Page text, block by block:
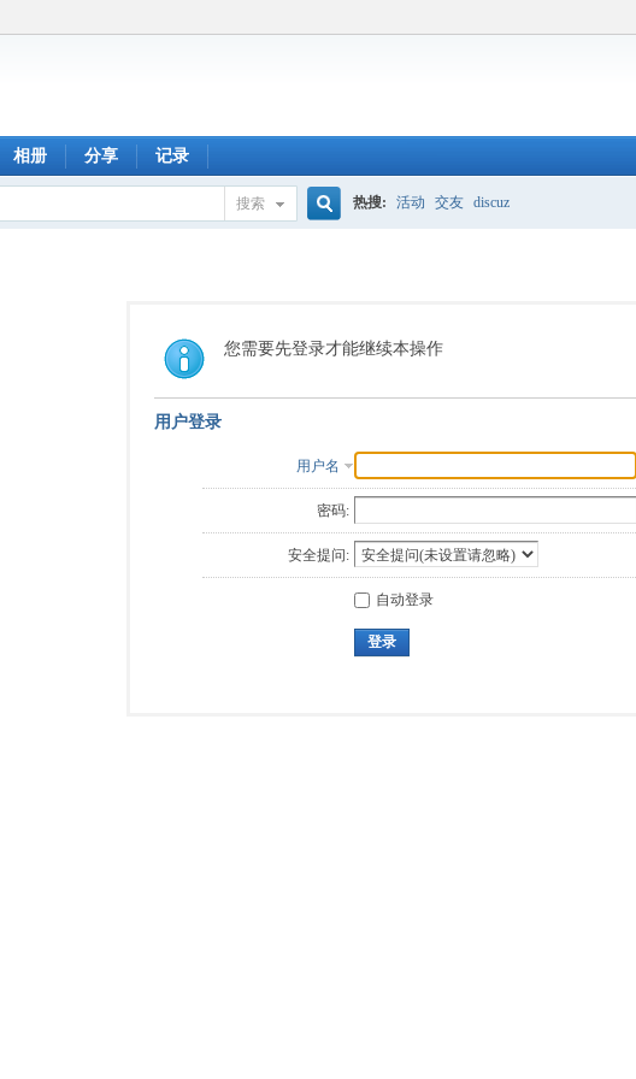
相册 分享 记录
搜索
索
热搜: 活动 交友 discuz
您需要先登录才能继续本操作
用户登录
用户名
密码:
安全提问:
自动登录
登录